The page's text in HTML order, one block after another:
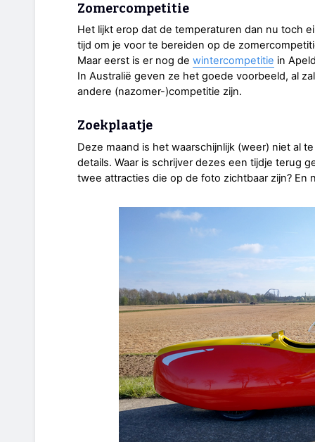
Zomercompetitie
Het lijkt erop dat de temperaturen dan nu toch
tijd om je voor te bereiden op de
Maar eerst is er nog de wintercompetitie in
In Australië geven ze het goede voorbeeld, al
andere (nazomer-)competitie zijn.
Zoekplaatje
Deze maand is het waarschijnlijk (weer) niet al
details. Waar is schrijver dezes een tijdje terug
twee attracties die op de foto zichtbaar zijn? En